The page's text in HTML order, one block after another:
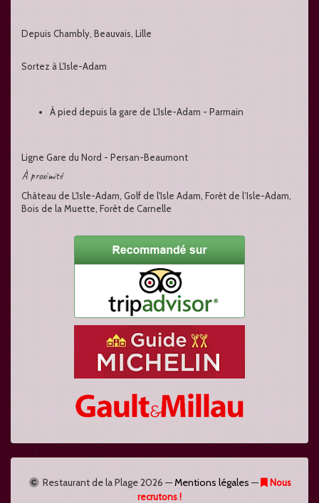
Depuis Chambly, Beauvais, Lille
Sortez à L'Isle-Adam
À pied depuis la gare de L'Isle-Adam - Parmain
Ligne Gare du Nord - Persan-Beaumont
À proximité
Château de L'Isle-Adam, Golf de l'Isle Adam, Forêt de l’Isle-Adam,
Bois de la Muette, Forêt de Carnelle
Restaurant de la Plage2026 —Mentions légales —
Nous
recrutons !